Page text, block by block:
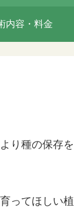
内容・料金
り種の保存
ってほしい